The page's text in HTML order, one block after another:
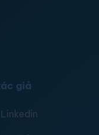
giả
Linkedin